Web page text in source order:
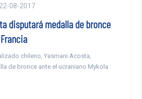
22-08-2017
disputará medalla de bronce
chileno, Yasmani Acosta,
de bronce ante el ucraniano Mykola